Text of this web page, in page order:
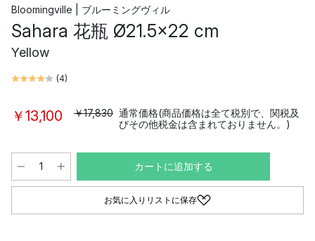
Bloomingville | ブルーミングヴィル
Sahara 花瓶 Ø21.5x22 cm
Yellow
(4)
￥13,100 ￥17,830 通常価格(商品価格は全て税別で、関税及
びその他税金は含まれておりません。)
カートに追加する
お気に入りリストに保存